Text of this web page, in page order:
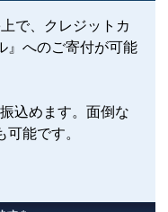
で、クレジットカ
』へのご寄付が可能
込めます。面倒な
能です。